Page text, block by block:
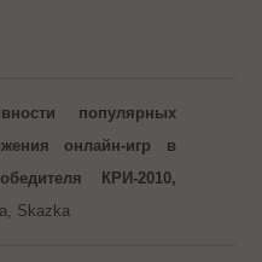
популярных
онлайн-игр в
КРИ-2010,
Skazka